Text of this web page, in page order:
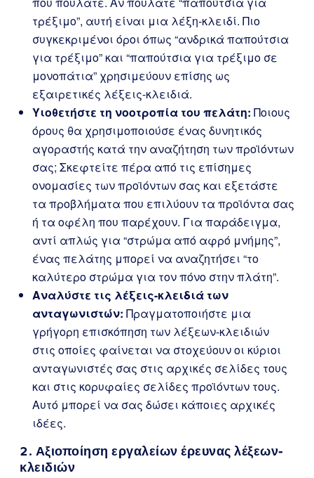
τρέξιμο”, αυτή είναι μια λέξη-κλειδί. Πιο
συγκεκριμένοι όροι όπως “ανδρικά παπούτσια
για τρέξιμο” και “παπούτσια για τρέξιμο σε
μονοπάτια” χρησιμεύουν επίσης ως
εξαιρετικές λέξεις-κλειδιά.
Υιοθετήστε τη νοοτροπία του πελάτη: Ποιους
όρους θα χρησιμοποιούσε ένας δυνητικός
αγοραστής κατά την αναζήτηση των προϊόντων
σας; Σκεφτείτε πέρα από τις επίσημες
ονομασίες των προϊόντων σας και εξετάστε
τα προβλήματα που επιλύουν τα προϊόντα σας
ή τα οφέλη που παρέχουν. Για παράδειγμα,
αντί απλώς για “στρώμα από αφρό μνήμης”,
ένας πελάτης μπορεί να αναζητήσει “το
καλύτερο στρώμα για τον πόνο στην πλάτη”.
Αναλύστε τις λέξεις-κλειδιά των
ανταγωνιστών: Πραγματοποιήστε μια
γρήγορη επισκόπηση των λέξεων-κλειδιών
στις οποίες φαίνεται να στοχεύουν οι κύριοι
ανταγωνιστές σας στις αρχικές σελίδες τους
και στις κορυφαίες σελίδες προϊόντων τους.
Αυτό μπορεί να σας δώσει κάποιες αρχικές
ιδέες.
2. Αξιοποίηση εργαλείων έρευνας λέξεων-
κλειδιών